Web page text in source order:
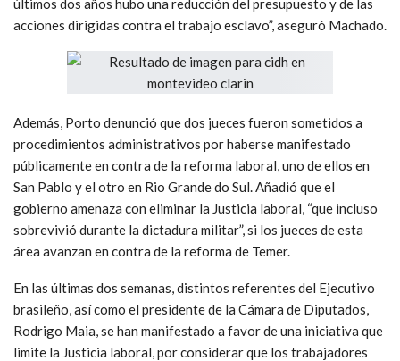
acciones dirigidas contra el trabajo esclavo”, aseguró Machado.
Además, Porto denunció que dos jueces fueron sometidos a
procedimientos administrativos por haberse manifestado
públicamente en contra de la reforma laboral, uno de ellos en
San Pablo y el otro en Rio Grande do Sul. Añadió que el
gobierno amenaza con eliminar la Justicia laboral, “que incluso
sobrevivió durante la dictadura militar”, si los jueces de esta
área avanzan en contra de la reforma de Temer.
En las últimas dos semanas, distintos referentes del Ejecutivo
brasileño, así como el presidente de la Cámara de Diputados,
Rodrigo Maia, se han manifestado a favor de una iniciativa que
limite la Justicia laboral, por considerar que los trabajadores